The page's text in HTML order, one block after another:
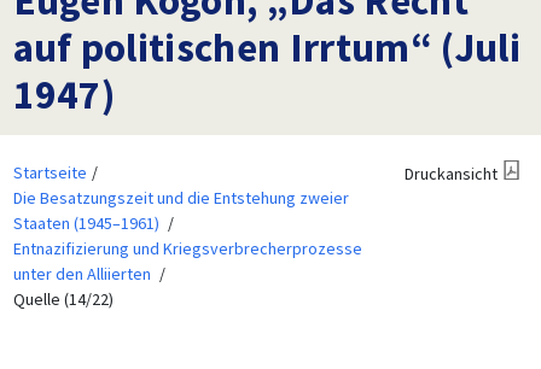
auf politischen Irrtum“ (Juli
1947)
Startseite
Die Besatzungszeit und die Entstehung zweier
Staaten (1945–1961)
Entnazifizierung und Kriegsverbrecherprozesse
unter den Alliierten
Quelle (14/22)
Druckansicht